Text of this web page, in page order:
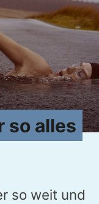
so alles
so weit und